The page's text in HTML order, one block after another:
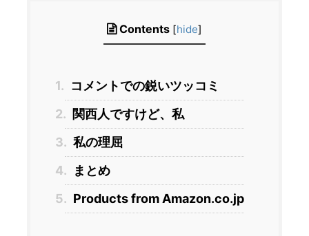
Contents [hide]
1. コメントでの鋭いツッコミ
2. 関西人ですけど、私
3. 私の理屈
4.
まとめ
5. Products from Amazon.co.jp